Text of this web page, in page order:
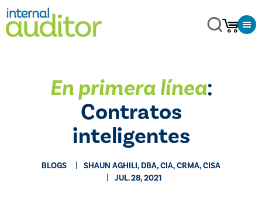
En primera línea:
Contratos
inteligentes
BLOGS
SHAUN AGHILI, DBA, CIA, CRMA, CISA
JUL. 28, 2021